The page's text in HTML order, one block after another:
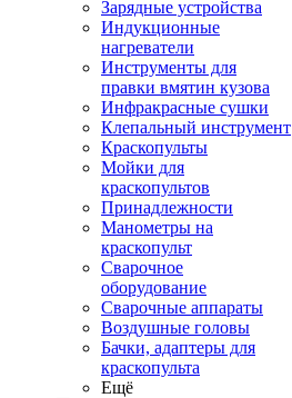
Зарядные устройства
Индукционные
нагреватели
Инструменты для
правки вмятин кузова
Инфракрасные сушки
Клепальный инструмент
Краскопульты
Мойки для
краскопультов
Принадлежности
Манометры на
краскопульт
Сварочное
оборудование
Сварочные аппараты
Воздушные головы
Бачки, адаптеры для
краскопульта
Ещё